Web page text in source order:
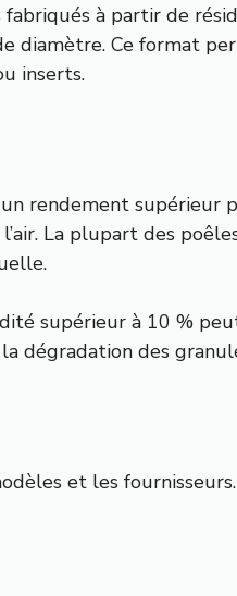
à partir de
diamètre. Ce format
inserts.
rendement supérieur
La plupart des
supérieur à 10 %
dégradation des
et les